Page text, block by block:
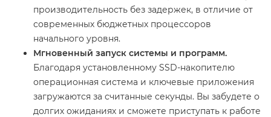
производительность без задержек, в отличие от
современных бюджетных процессоров
начального уровня.
Мгновенный запуск системы и программ.
Благодаря установленному SSD-накопителю
операционная система и ключевые приложения
загружаются за считанные секунды. Вы забудете о
долгих ожиданиях и сможете приступать к работе